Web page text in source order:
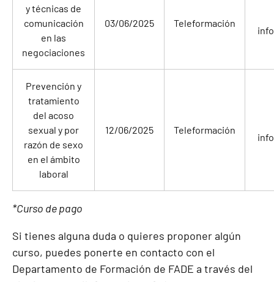
y técnicas de
comunicación
en las
negociaciones
03/06/2025 Teleformación
Prevención y
tratamiento
del acoso
sexual y por
razón de sexo
en el ámbito
laboral
12/06/2025 Teleformación
*Curso de pago
Si tienes alguna duda o quieres proponer algún
curso, puedes ponerte en contacto con el
Departamento de Formación de FADE a través del